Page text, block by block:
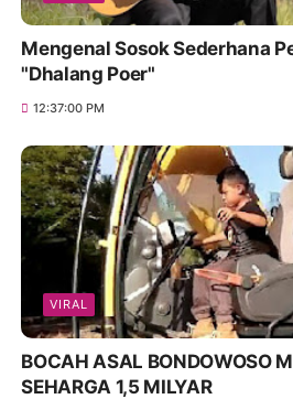
Mengenal Sosok Sederhana
"Dhalang Poer"
12:37:00 PM
VIRAL
BOCAH ASAL BONDOWOSO
SEHARGA 1,5 MILYAR